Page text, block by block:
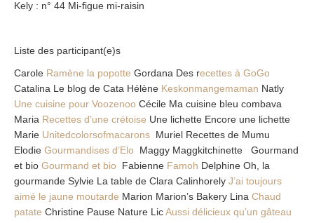
Kely : n° 44 Mi-figue mi-raisin
Liste des participant(e)s
Carole Ramène la popotte Gordana Des recettes à GoGo
Catalina Le blog de Cata Hélène Keskonmangemaman Natly
Une cuisine pour Voozenoo Cécile Ma cuisine bleu combava
Maria Recettes d’une crétoise Une lichette Encore une lichette
Marie Unitedcolorsofmacarons Muriel Recettes de Mumu
Elodie Gourmandises d’Elo Maggy Maggkitchinette Gourmand
et bio Gourmand et bio Fabienne Famoh Delphine Oh, la
gourmande Sylvie La table de Clara Calinhorely J’ai toujours
aimé le jaune moutarde Marion Marion’s Bakery Lina Chaud
patate Christine Pause Nature LicAussi délicieux qu’un gâteau